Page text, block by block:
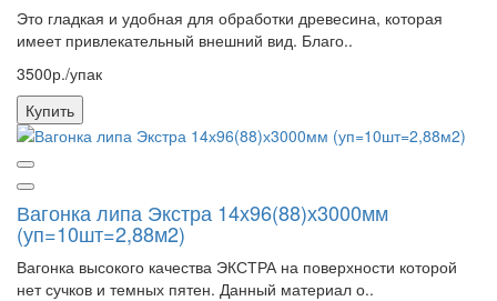
Это гладкая и удобная для обработки древесина, которая
имеет привлекательный внешний вид. Благо..
3500р./упак
Купить
Вагонка липа Экстра 14х96(88)х3000мм
(уп=10шт=2,88м2)
Вагонка высокого качества ЭКСТРА на поверхности которой
нет сучков и темных пятен. Данный материал о..